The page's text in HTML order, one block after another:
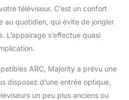
téléviseur. C’est un confort
au quotidien, qui évite de jongler
L’appairage s’effectue quasi
ARC, Majority a prévu une
disposez d’une entrée optique,
un peu plus anciens ou